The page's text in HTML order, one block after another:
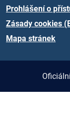
Prohlášení o
Zásady cookies
Mapa stránek